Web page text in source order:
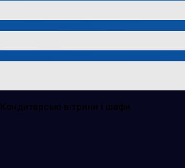
Кондитерські вітрини і шафи